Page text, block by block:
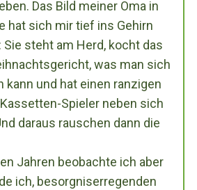
Das Bild meiner Oma in
hat sich mir tief ins Gehirn
Sie steht am Herd, kocht das
was man sich
kann und hat einen ranzigen
Spieler neben sich
daraus rauschen dann die
Jahren beobachte ich aber
ich, besorgniserregenden